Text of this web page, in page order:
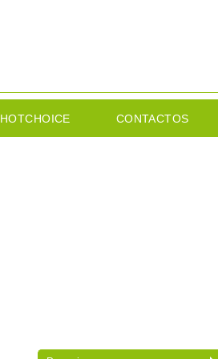
HOTCHOICE CONTACTOS